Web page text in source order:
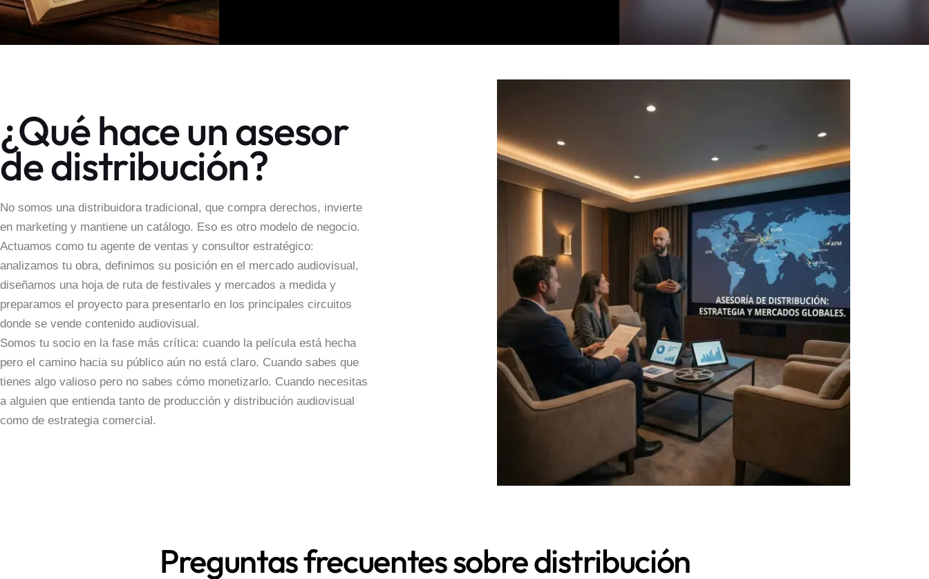
¿Qué hace un asesor
de distribución?
No somos una distribuidora tradicional, que compra derechos, invierte
en marketing y mantiene un catálogo. Eso es otro modelo de negocio.
Actuamos como tu agente de ventas y consultor estratégico:
analizamos tu obra, definimos su posición en el mercado audiovisual,
diseñamos una hoja de ruta de festivales y mercados a medida y
preparamos el proyecto para presentarlo en los principales circuitos
donde se vende contenido audiovisual.
Somos tu socio en la fase más crítica: cuando la película está hecha
pero el camino hacia su público aún no está claro. Cuando sabes que
tienes algo valioso pero no sabes cómo monetizarlo. Cuando necesitas
a alguien que entienda tanto de producción y distribución audiovisual
como de estrategia comercial.
Preguntas frecuentes sobre distribución